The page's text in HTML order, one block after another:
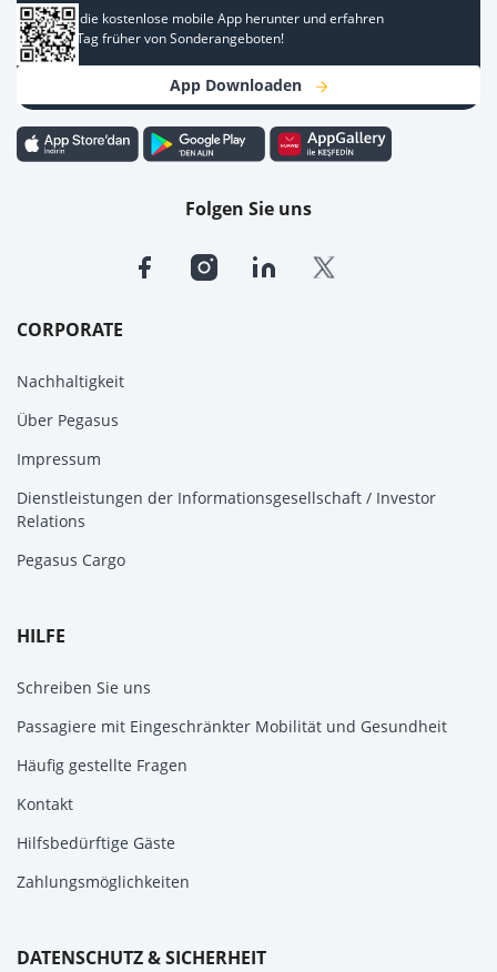
CORPORATE
Nachhaltigkeit
Über Pegasus
Impressum
Dienstleistungen der Informationsgesellschaft / Investor
Relations
Pegasus Cargo
HILFE
Schreiben Sie uns
Passagiere mit Eingeschränkter Mobilität und Gesundheit
Häufig gestellte Fragen
Kontakt
Hilfsbedürftige Gäste
Zahlungsmöglichkeiten
DATENSCHUTZ & SICHERHEIT
Laden Sie die kostenlose mobile App herunter und erfahren
Sie einen Tag früher von Sonderangeboten!
App Downloaden
Folgen Sie uns